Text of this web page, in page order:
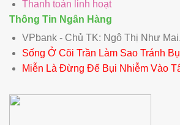
Thanh toán linh hoạt
Thông Tin Ngân Hàng
VPbank - Chủ TK: Ngô Thị Như
Sống Ở Cõi Trần Làm Sao Tránh
Miễn Là Đừng Để Bụi Nhiễm Vào